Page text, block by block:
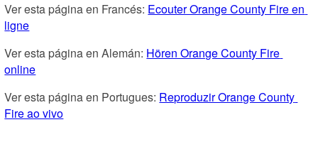
Ver esta página en Francés: Ecouter Orange County Fire en
ligne
Ver esta página en Alemán: Hören Orange County Fire
online
Ver esta página en Portugues: Reproduzir Orange County
Fire ao vivo